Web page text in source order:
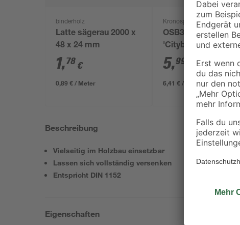
binderholz
Latte sägerau 2000 x
48 x 24 mm
1,78 €
0,89 € / Meter
Kronospan
OSB3-Verlegeplatte
'Cityboard'
ungeschliffen 1690 x
634 x 12 mm
5,99
/ m²
6,41 € / Pack
Beschreibung
Vielseitig im Holzbau einsetzbar
Lassen sich vollständig versenken
Entspricht DIN 1152
Eigenschaften